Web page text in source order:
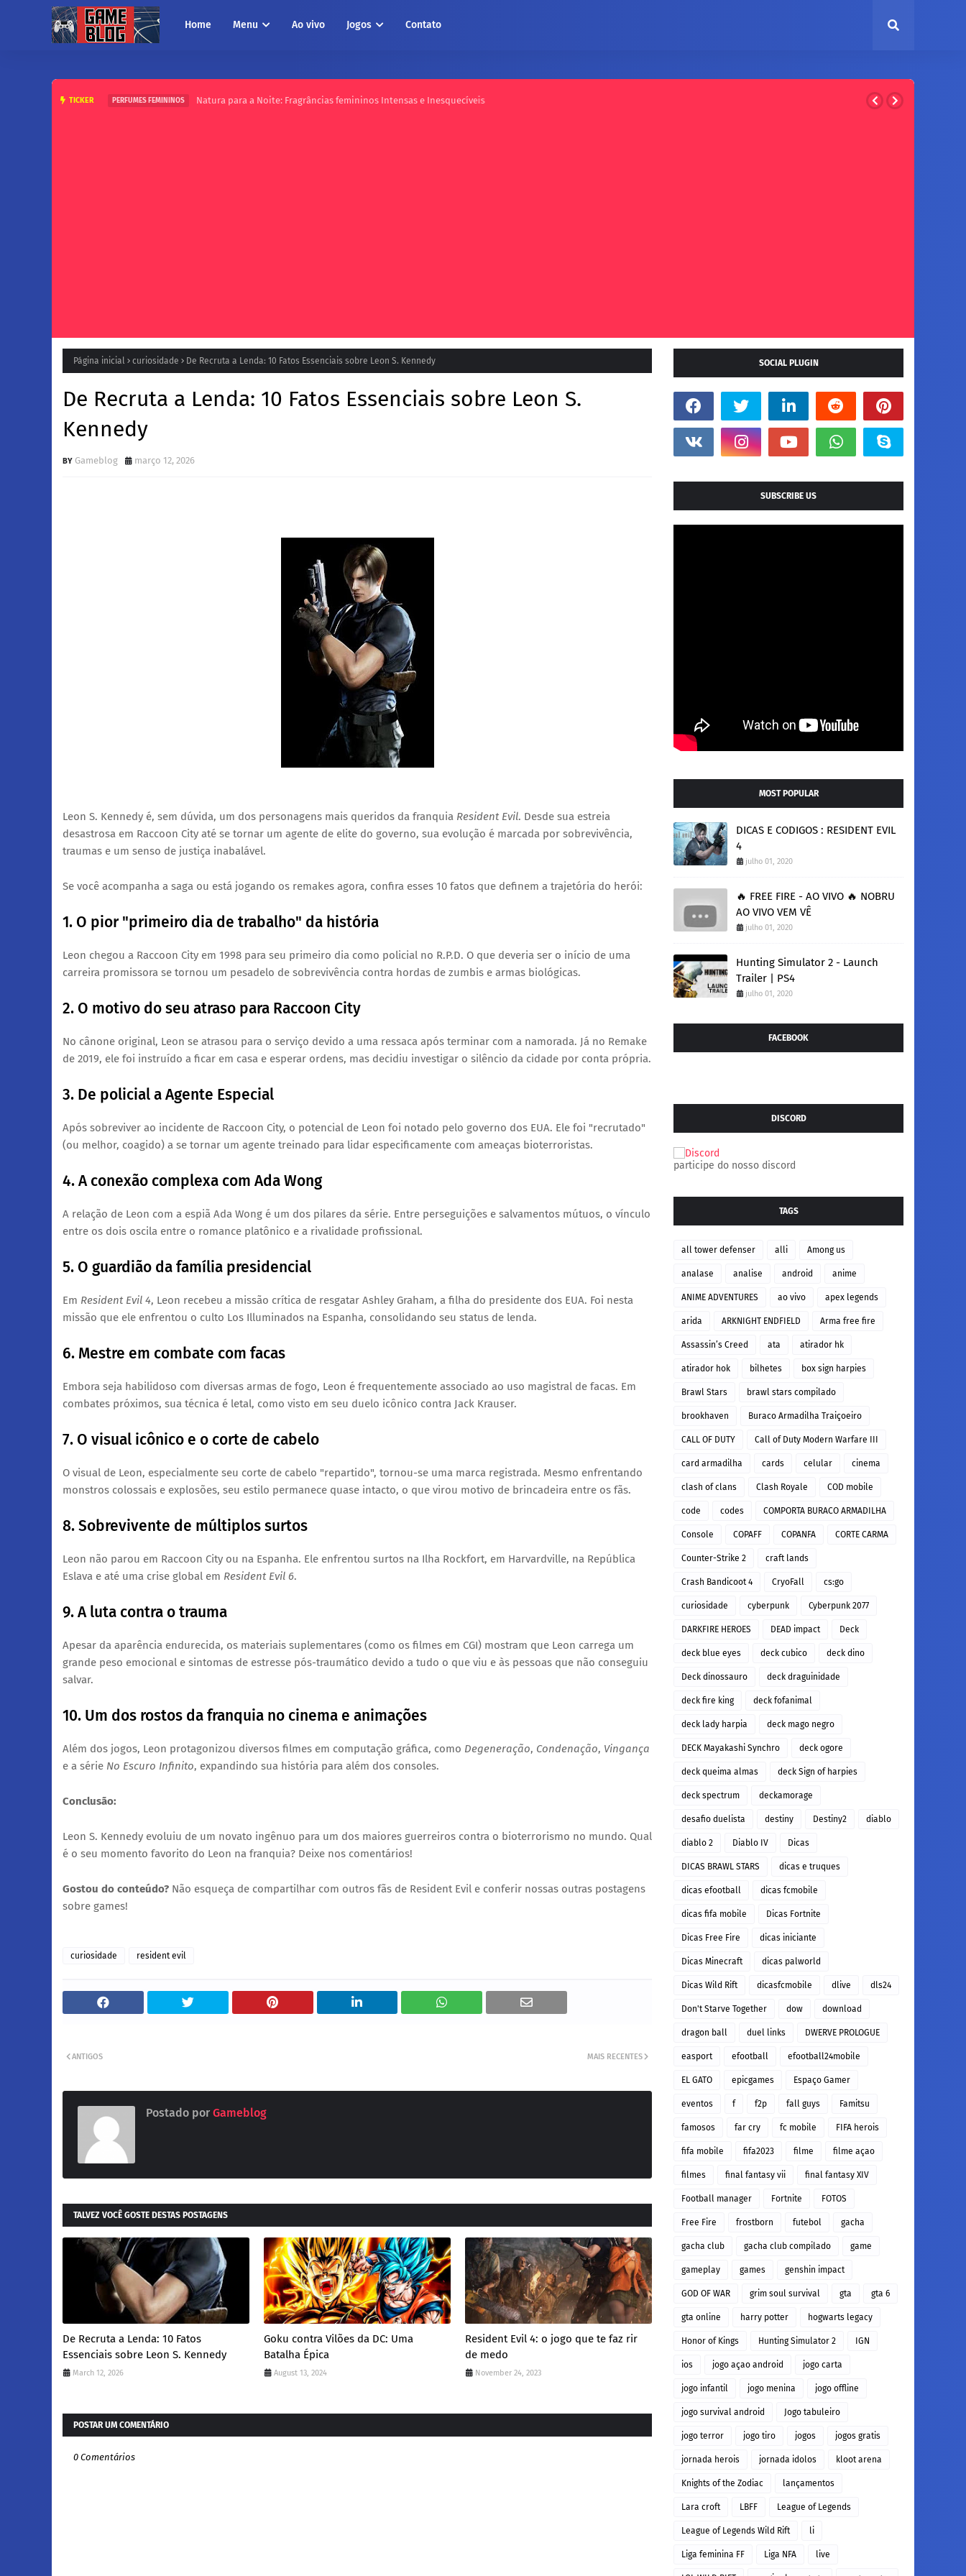
Home Menu Ao vivo Jogos Contato
TICKER PERFUMES FEMININOS Natura para a Noite: Fragrâncias femininos Intensas e Inesquecíveis
Página inicial curiosidade De Recruta a Lenda: 10 Fatos Essenciais sobre Leon S. Kennedy
De Recruta a Lenda: 10 Fatos Essenciais sobre Leon S.
Kennedy
Gameblog março 12, 2026
​Leon S. Kennedy é, sem dúvida, um dos personagens mais queridos da franquia Resident Evil. Desde sua estreia
desastrosa em Raccoon City até se tornar um agente de elite do governo, sua evolução é marcada por sobrevivência,
traumas e um senso de justiça inabalável.
​Se você acompanha a saga ou está jogando os remakes agora, confira esses 10 fatos que definem a trajetória do herói:
​1. O pior "primeiro dia de trabalho" da história
​Leon chegou a Raccoon City em 1998 para seu primeiro dia como policial no R.P.D. O que deveria ser o início de uma
carreira promissora se tornou um pesadelo de sobrevivência contra hordas de zumbis e armas biológicas.
​2. O motivo do seu atraso para Raccoon City
​No cânone original, Leon se atrasou para o serviço devido a uma ressaca após terminar com a namorada. Já no Remake
de 2019, ele foi instruído a ficar em casa e esperar ordens, mas decidiu investigar o silêncio da cidade por conta própria.
​3. De policial a Agente Especial
​Após sobreviver ao incidente de Raccoon City, o potencial de Leon foi notado pelo governo dos EUA. Ele foi "recrutado"
(ou melhor, coagido) a se tornar um agente treinado para lidar especificamente com ameaças bioterroristas.
​4. A conexão complexa com Ada Wong
​A relação de Leon com a espiã Ada Wong é um dos pilares da série. Entre perseguições e salvamentos mútuos, o vínculo
entre os dois oscila entre o romance platônico e a rivalidade profissional.
​5. O guardião da família presidencial
​Em Resident Evil 4, Leon recebeu a missão crítica de resgatar Ashley Graham, a filha do presidente dos EUA. Foi nesta
missão que ele enfrentou o culto Los Illuminados na Espanha, consolidando seu status de lenda.
​6. Mestre em combate com facas
​Embora seja habilidoso com diversas armas de fogo, Leon é frequentemente associado ao uso magistral de facas. Em
combates próximos, sua técnica é letal, como visto em seu duelo icônico contra Jack Krauser.
​7. O visual icônico e o corte de cabelo
​O visual de Leon, especialmente seu corte de cabelo "repartido", tornou-se uma marca registrada. Mesmo enfrentando
monstros colossais e explosões, seu estilo permanece quase intacto, o que virou motivo de brincadeira entre os fãs.
​8. Sobrevivente de múltiplos surtos
​Leon não parou em Raccoon City ou na Espanha. Ele enfrentou surtos na Ilha Rockfort, em Harvardville, na República
Eslava e até uma crise global em Resident Evil 6.
​9. A luta contra o trauma
​Apesar da aparência endurecida, os materiais suplementares (como os filmes em CGI) mostram que Leon carrega um
grande peso emocional e sintomas de estresse pós-traumático devido a tudo o que viu e às pessoas que não conseguiu
salvar.
​10. Um dos rostos da franquia no cinema e animações
​Além dos jogos, Leon protagonizou diversos filmes em computação gráfica, como Degeneração, Condenação, Vingança
e a série No Escuro Infinito, expandindo sua história para além dos consoles.
Conclusão:
Leon S. Kennedy evoluiu de um novato ingênuo para um dos maiores guerreiros contra o bioterrorismo no mundo. Qual
é o seu momento favorito do Leon na franquia? Deixe nos comentários!
Gostou do conteúdo? Não esqueça de compartilhar com outros fãs de Resident Evil e conferir nossas outras postagens
sobre games!
curiosidade resident evil
MAIS RECENTES
ANTIGOS
Postado por Gameblog
TALVEZ VOCÊ GOSTE DESTAS POSTAGENS
De Recruta a Lenda: 10 Fatos
Essenciais sobre Leon S. Kennedy
March 12, 2026
Goku contra Vilões da DC: Uma
Batalha Épica
August 13, 2024
Resident Evil 4: o jogo que te faz rir
de medo
November 24, 2023
POSTAR UM COMENTÁRIO
0 Comentários
SOCIAL PLUGIN
SUBSCRIBE US
MOST POPULAR
DICAS E CODIGOS : RESIDENT EVIL
4
julho 01, 2020
🔥 FREE FIRE - AO VIVO 🔥 NOBRU
AO VIVO VEM VÊ
julho 01, 2020
Hunting Simulator 2 - Launch
Trailer | PS4
julho 01, 2020
FACEBOOK
DISCORD
participe do nosso discord
TAGS
all tower defenser alli Among us
analase analise android anime
ANIME ADVENTURES ao vivo apex legends
arida ARKNIGHT ENDFIELD Arma free fire
Assassin’s Creed ata atirador hk
atirador hok bilhetes box sign harpies
Brawl Stars brawl stars compilado
brookhaven Buraco Armadilha Traiçoeiro
CALL OF DUTY Call of Duty Modern Warfare III
card armadilha cards celular cinema
clash of clans Clash Royale COD mobile
code codes COMPORTA BURACO ARMADILHA
Console COPAFF COPANFA CORTE CARMA
Counter-Strike 2 craft lands
Crash Bandicoot 4 CryoFall cs:go
curiosidade cyberpunk Cyberpunk 2077
DARKFIRE HEROES DEAD impact Deck
deck blue eyes deck cubico deck dino
Deck dinossauro deck draguinidade
deck fire king deck fofanimal
deck lady harpia deck mago negro
DECK Mayakashi Synchro deck ogore
deck queima almas deck Sign of harpies
deck spectrum deckamorage
desafio duelista destiny Destiny2 diablo
diablo 2 Diablo IV Dicas
DICAS BRAWL STARS dicas e truques
dicas efootball dicas fcmobile
dicas fifa mobile Dicas Fortnite
Dicas Free Fire dicas iniciante
Dicas Minecraft dicas palworld
Dicas Wild Rift dicasfcmobile dlive dls24
Don't Starve Together dow download
dragon ball duel links DWERVE PROLOGUE
easport efootball efootball24mobile
EL GATO epicgames Espaço Gamer
eventos f f2p fall guys Famitsu
famosos far cry fc mobile FIFA herois
fifa mobile fifa2023 filme filme açao
filmes final fantasy vii final fantasy XIV
Football manager Fortnite FOTOS
Free Fire frostborn futebol gacha
gacha club gacha club compilado game
gameplay games genshin impact
GOD OF WAR grim soul survival gta gta 6
gta online harry potter hogwarts legacy
Honor of Kings Hunting Simulator 2 IGN
ios jogo açao android jogo carta
jogo infantil jogo menina jogo offline
jogo survival android Jogo tabuleiro
jogo terror jogo tiro jogos jogos gratis
jornada herois jornada idolos kloot arena
Knights of the Zodiac lançamentos
Lara croft LBFF League of Legends
League of Legends Wild Rift li
Liga feminina FF Liga NFA live